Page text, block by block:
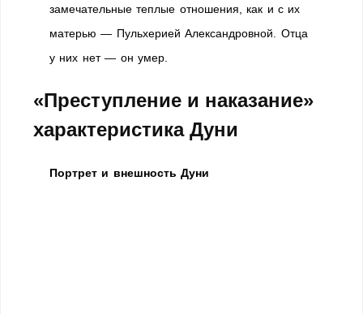
замечательные теплые отношения, как и с их
матерью — Пульхерией Александровной. Отца
у них нет — он умер.
«Преступление и наказание»
характеристика Дуни
Портрет и внешность Дуни